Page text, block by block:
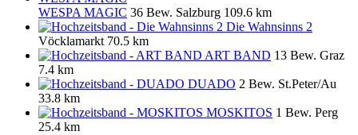
WESPA MAGIC 36 Bew. Salzburg 109.6 km
Die Wahnsinns 2
Vöcklamarkt 70.5 km
ART BAND 13 Bew. Graz
7.4 km
DUADO 2 Bew. St.Peter/Au
33.8 km
MOSKITOS 1 Bew. Perg
25.4 km